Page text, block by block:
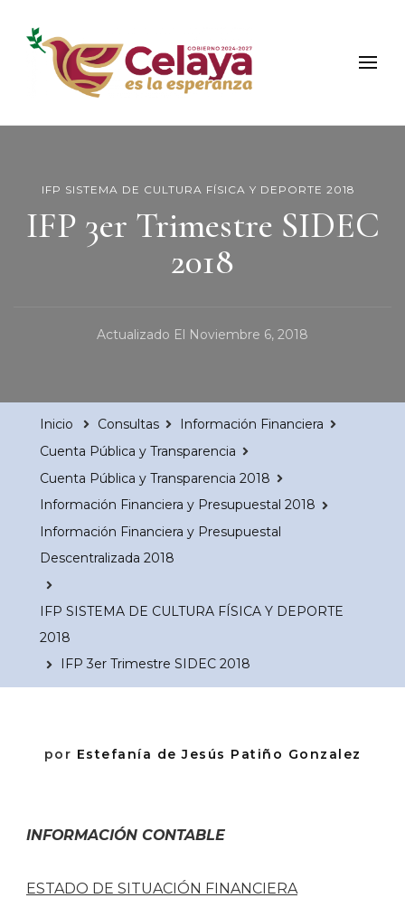
Municipio de Celaya
Portal Oficial del Municipio de Celaya
IFP SISTEMA DE CULTURA FÍSICA Y DEPORTE 2018
IFP 3er Trimestre SIDEC
2018
Actualizado El Noviembre 6, 2018
Inicio Consultas
Información Financiera
Cuenta Pública y Transparencia
Cuenta Pública y Transparencia 2018
Información Financiera y Presupuestal 2018
Información Financiera y Presupuestal
Descentralizada 2018
IFP SISTEMA DE CULTURA FÍSICA Y DEPORTE
2018
IFP 3er Trimestre SIDEC 2018
por Estefanía de Jesús Patiño Gonzalez
INFORMACIÓN CONTABLE
ESTADO DE SITUACIÓN FINANCIERA